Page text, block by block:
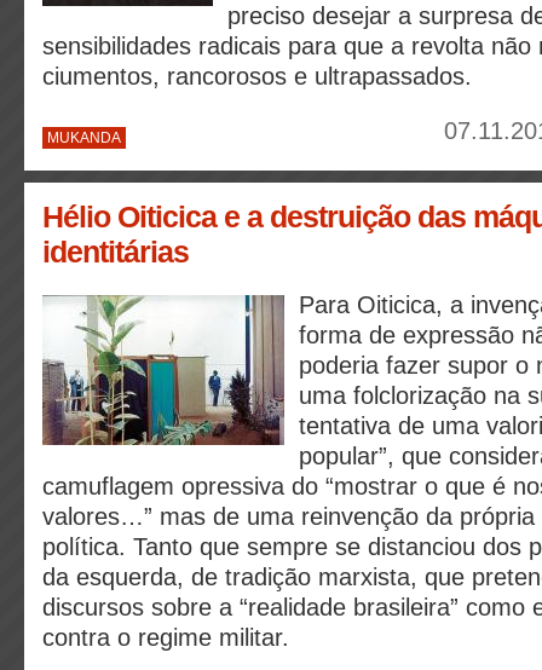
preciso desejar a surpresa
sensibilidades radicais para que a revolta não
ciumentos, rancorosos e ultrapassados.
MUKANDA
Hélio Oiticica e a destruição das
identitárias
Para Oiticica, a
forma de expressão
poderia fazer supor o
uma folclorização na
tentativa de uma
popular”, que
camuflagem opressiva do “mostrar o que é
valores…” mas de uma reinvenção da
política. Tanto que sempre se distanciou dos
da esquerda, de tradição marxista, que
discursos sobre a “realidade brasileira” como
contra o regime militar.